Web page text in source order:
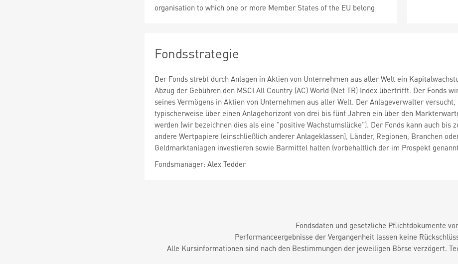
organisation to which one or more Member States of the EU belong
Fondsstrategie
Der Fonds strebt durch Anlagen in Aktien von Unternehmen aus aller Welt ein
Abzug der Gebühren den MSCI All Country (AC) World (Net TR) Index übertrifft. Der
seines Vermögens in Aktien von Unternehmen aus aller Welt. Der Anlageverwalter
typischerweise über einen Anlagehorizont von drei bis fünf Jahren ein über den
werden (wir bezeichnen dies als eine "positive Wachstumslücke"). Der Fonds kann auch
andere Wertpapiere (einschließlich anderer Anlageklassen), Länder, Regionen, Branchen
Geldmarktanlagen investieren sowie Barmittel halten (vorbehaltlich der im Prospekt
Fondsmanager: Alex Tedder
Fondsdaten und gesetzliche Pflichtdokumente
Performanceergebnisse der Vergangenheit lassen keine
Alle Kursinformationen sind nach den Bestimmungen der jeweiligen Börse verzögert.